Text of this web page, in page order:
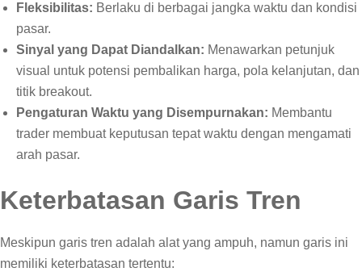
Fleksibilitas: Berlaku di berbagai jangka waktu dan kondisi
pasar.
Sinyal yang Dapat Diandalkan: Menawarkan petunjuk
visual untuk potensi pembalikan harga, pola kelanjutan, dan
titik breakout.
Pengaturan Waktu yang Disempurnakan: Membantu
trader membuat keputusan tepat waktu dengan mengamati
arah pasar.
Keterbatasan Garis Tren
Meskipun garis tren adalah alat yang ampuh, namun garis ini
memiliki keterbatasan tertentu: